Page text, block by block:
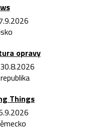
opravy
Things